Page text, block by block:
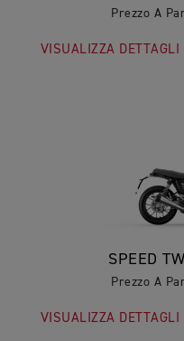
Prezzo A
VISUALIZZA DETTAGLI
SPEED
Prezzo A
VISUALIZZA DETTAGLI